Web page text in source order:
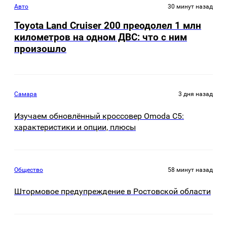
Авто 30 минут назад
Toyota Land Cruiser 200 преодолел 1 млн
километров на одном ДВС: что с ним
произошло
Самара 3 дня назад
Изучаем обновлённый кроссовер Omoda C5:
характеристики и опции, плюсы
Общество 58 минут назад
Штормовое предупреждение в Ростовской области